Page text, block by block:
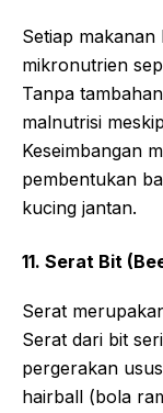
Setiap
mikronutrien
Tanpa
malnutrisi
Keseimbangan
pembentukan
kucing jantan.
11. Serat Bit
Serat
Serat dari bit
pergerakan
hairball (bola